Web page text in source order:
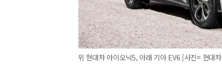
위 현대차 아이오닉5, 아래 기아 EV6 [사진= 현대